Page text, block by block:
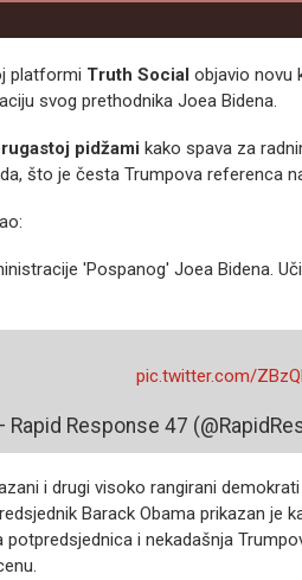
platformi Truth Social objavio novu
svog prethodnika Joea Bidena.
pidžami kako spava za
što je česta Trumpova referenca
'Pospanog' Joea Bidena.
pic.twitter.com/
Rapid Response 47
i drugi visoko rangirani
Barack Obama prikazan je
potpredsjednica i nekadašnja